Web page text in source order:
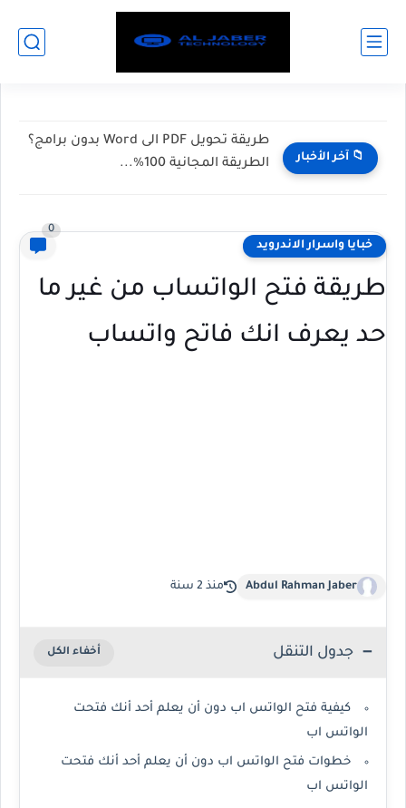
📁 آخر الأخبار
طريقة تحويل PDF الى Word بدون برامج؟
الطريقة المجانية 100%...
خبايا واسرار الاندرويد
0
طريقة فتح الواتساب من غير ما
حد يعرف انك فاتح واتساب
Abdul Rahman Jaber منذ 2 سنة
جدول التنقل
كيفية فتح الواتس اب دون أن يعلم أحد أنك فتحت
الواتس اب
خطوات فتح الواتس اب دون أن يعلم أحد أنك فتحت
الواتس اب